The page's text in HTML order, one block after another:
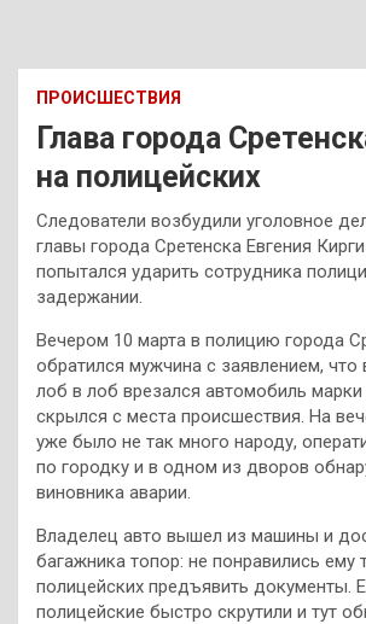
ПРОИСШЕСТВИЯ
Глава города
на полицейских
Следователи возбудили уголовное
главы города Сретенска Евгения
попытался ударить сотрудника
задержании.
Вечером 10 марта в полицию города
обратился мужчина с заявлением, что
лоб в лоб врезался автомобиль марки
скрылся с места происшествия. На
уже было не так много народу,
по городку и в одном из дворов
виновника аварии.
Владелец авто вышел из машины и
багажника топор: не понравились ему
полицейских предъявить документы.
полицейские быстро скрутили и тут